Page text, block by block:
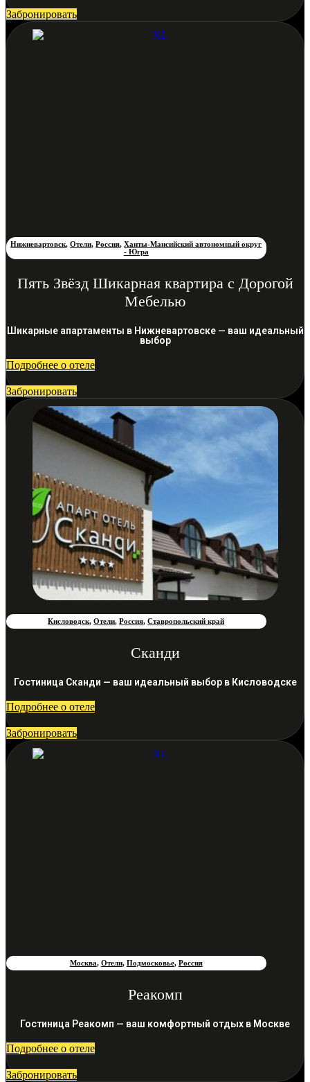
Забронировать
Нижневартовск,Отели,Россия,Ханты-Мансийский автономный округ
- Югра
Пять Звёзд Шикарная квартира с Дорогой
Мебелью
Шикарные апартаменты в Нижневартовске — ваш идеальный
выбор
Подробнее о отеле
Забронировать
Кисловодск,Отели,Россия,Ставропольский край
Сканди
Гостиница Сканди — ваш идеальный выбор в Кисловодске
Подробнее о отеле
Забронировать
Москва, Отели, Подмосковье, Россия
Реакомп
Гостиница Реакомп — ваш комфортный отдых в Москве
Подробнее о отеле
Забронировать